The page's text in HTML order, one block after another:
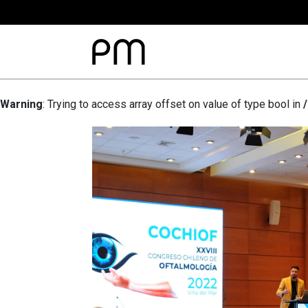
Warning: Trying to access array offset on value of type bool in